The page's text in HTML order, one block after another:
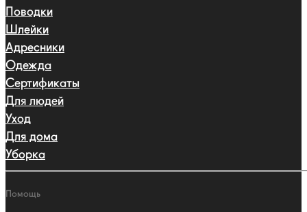
Поводки
Шлейки
Адресники
Одежда
Сертификаты
Для людей
Уход
Для дома
Уборка
Помощь